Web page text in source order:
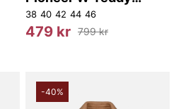
Fleece Jacket
38 40 42 44 46
479 kr 799 kr
-40%